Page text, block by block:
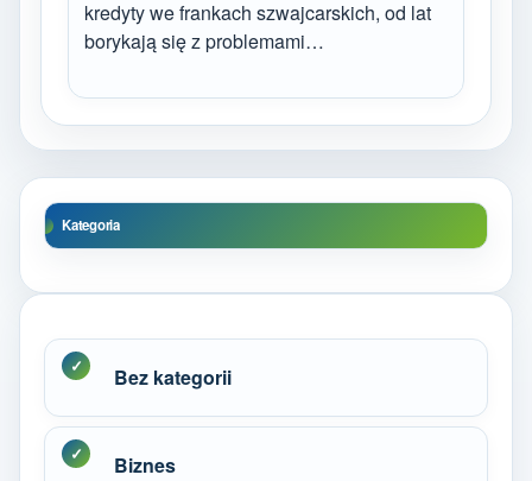
kredyty we frankach szwajcarskich, od lat
borykają się z problemami…
Kategoria
Bez kategorii
Biznes